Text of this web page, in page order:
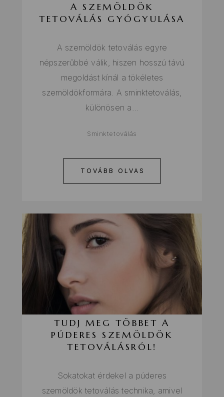
A SZEMÖLDÖK
TETOVÁLÁS GYÓGYULÁSA
A szemöldök tetoválás egyre
népszerűbbé válik, hiszen hosszú távú
megoldást kínál a tökéletes
szemöldökformára. A sminktetoválás,
különösen a…
Sminktetoválás
TOVÁBB OLVAS
TUDJ MEG TÖBBET A
PÚDERES SZEMÖLDÖK
TETOVÁLÁSRÓL!
Sokatokat érdekel a púderes
szemöldök tetoválás technika, amivel